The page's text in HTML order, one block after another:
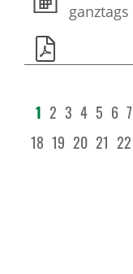
ganztags
1 2 3 4 5 6 7
18 19 20 21 22